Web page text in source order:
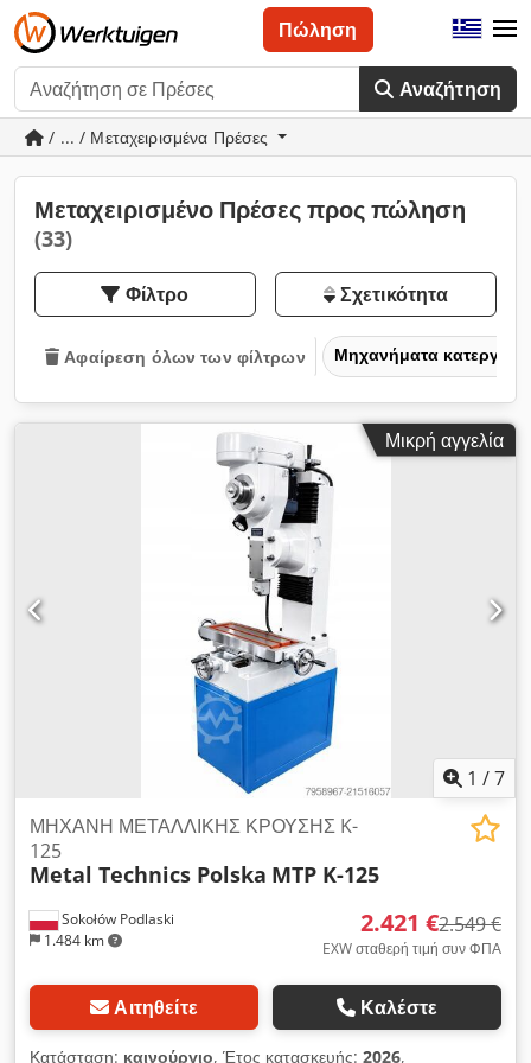
Αναζήτηση
Πώληση
/ ... / Μεταχειρισμένα Πρέσες
Μεταχειρισμένο Πρέσες προς πώληση
(33)
Φίλτρο Σχετικότητα
Αφαίρεση όλων των φίλτρων Μηχανήματα
Μικρή αγγελία
1 /7
Sokołów Podlaski
1.484 km
ΜΗΧΑΝΗ ΜΕΤΑΛΛΙΚΗΣ ΚΡΟΥΣΗΣ K-
125
Metal Technics Polska MTP K-125
2.421 €2.549 €
EXW σταθερή τιμή συν ΦΠΑ
Αιτηθείτε Καλέστε
Κατάσταση: καινούργιο, Έτος κατασκευής: 2026,